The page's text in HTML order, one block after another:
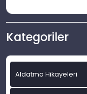
Kategoriler
Aldatma Hikayeleri